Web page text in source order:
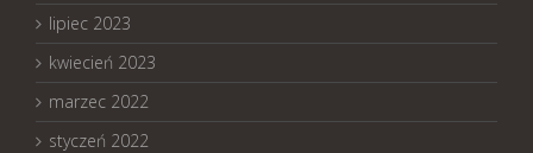
lipiec 2023
kwiecień 2023
marzec 2022
styczeń 2022